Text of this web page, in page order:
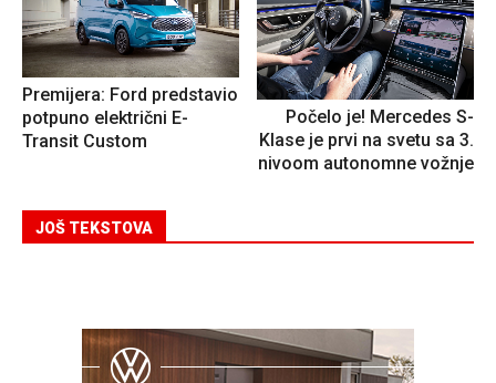
Premijera: Ford predstavio
potpuno električni E-
Transit Custom
Počelo je! Mercedes S-
Klase je prvi na svetu sa 3.
nivoom autonomne vožnje
JOŠ TEKSTOVA